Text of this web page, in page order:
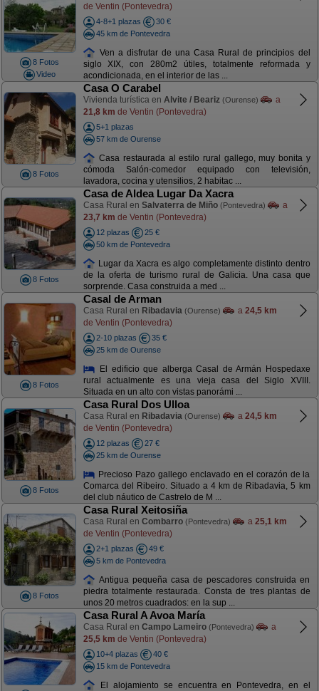
8 Fotos
Video
de Ventin (Pontevedra)
4-8+1 plazas
30 €
45 km de Pontevedra
Ven a disfrutar de una Casa Rural de principios del
siglo XIX, con 280m2 útiles, totalmente reformada y
acondicionada, en el interior de las ...
8 Fotos
Casa O Carabel
Vivienda turística en Alvite / Beariz (Ourense)
a
21,8 km de Ventin (Pontevedra)
5+1 plazas
57 km de Ourense
Casa restaurada al estilo rural gallego, muy bonita y
cómoda Salón-comedor equipado con televisión,
lavadora, cocina y utensilios, 2 habitac ...
8 Fotos
Casa de Aldea Lugar Da Xacra
Casa Rural en Salvaterra de Miño (Pontevedra)
a
23,7 km de Ventin (Pontevedra)
12 plazas
25 €
50 km de Pontevedra
Lugar da Xacra es algo completamente distinto dentro
de la oferta de turismo rural de Galicia. Una casa que
sorprende. Casa construida a med ...
8 Fotos
Casal de Arman
Casa Rural en Ribadavia (Ourense) a 24,5 km
de Ventin (Pontevedra)
2-10 plazas
35 €
25 km de Ourense
El edificio que alberga Casal de Armán Hospedaxe
rural actualmente es una vieja casa del Siglo XVIII.
Situada en un alto con vistas panorámi ...
8 Fotos
Casa Rural Dos Ulloa
Casa Rural en Ribadavia (Ourense) a 24,5 km
de Ventin (Pontevedra)
12 plazas
27 €
25 km de Ourense
Precioso Pazo gallego enclavado en el corazón de la
Comarca del Ribeiro. Situado a 4 km de Ribadavia, 5 km
del club náutico de Castrelo de M ...
8 Fotos
Casa Rural Xeitosiña
Casa Rural en Combarro (Pontevedra) a 25,1 km
de Ventin (Pontevedra)
2+1 plazas
49 €
5 km de Pontevedra
Antigua pequeña casa de pescadores construida en
piedra totalmente restaurada. Consta de tres plantas de
unos 20 metros cuadrados: en la sup ...
Casa Rural A Avoa María
Casa Rural en Campo Lameiro (Pontevedra)
a
25,5 km de Ventin (Pontevedra)
10+4 plazas
40 €
15 km de Pontevedra
El alojamiento se encuentra en Pontevedra, en el